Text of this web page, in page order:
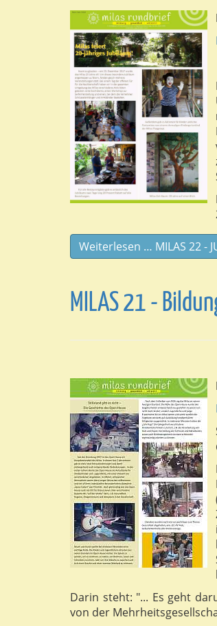
Weiterlesen … MILAS 22 -
MILAS 21 -
Darin steht: "... Es geht
von der